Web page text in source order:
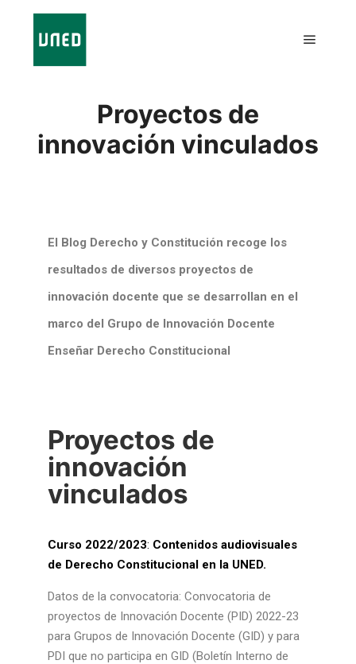
Proyectos de
innovación vinculados
El Blog Derecho y Constitución recoge los
resultados de diversos proyectos de
innovación docente que se desarrollan en el
marco del Grupo de Innovación Docente
Enseñar Derecho Constitucional
Proyectos de
innovación
vinculados
Curso 2022/2023: Contenidos audiovisuales
de Derecho Constitucional en la UNED.
Datos de la convocatoria: Convocatoria de
proyectos de Innovación Docente (PID) 2022-23
para Grupos de Innovación Docente (GID) y para
PDI que no participa en GID (Boletín Interno de